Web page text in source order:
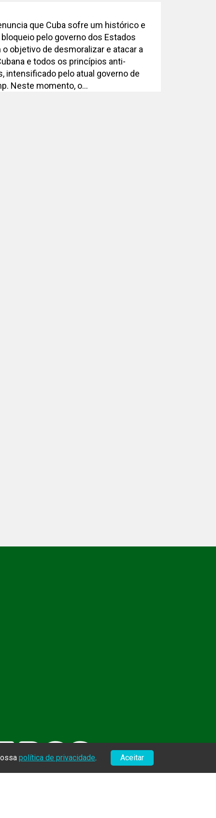
que Cuba sofre um histórico e
pelo governo dos Estados
o objetivo de desmoralizar e atacar a
e todos os princípios anti-
intensificado pelo atual governo de
Neste momento, o...
política de privacidade. Aceitar